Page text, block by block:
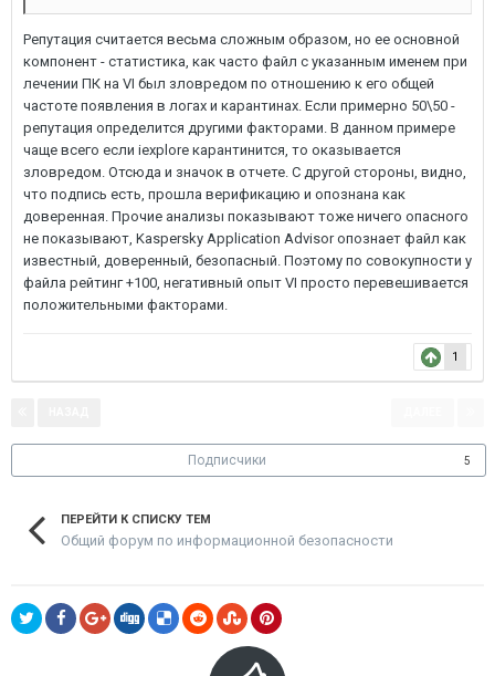
Репутация считается весьма сложным образом, но ее основной
компонент - статистика, как часто файл с указанным именем при
лечении ПК на VI был зловредом по отношению к его общей
частоте появления в логах и карантинах. Если примерно 50\50 -
репутация определится другими факторами. В данном примере
чаще всего если iexplore карантинится, то оказывается
зловредом. Отсюда и значок в отчете. С другой стороны, видно,
что подпись есть, прошла верификацию и опознана как
доверенная. Прочие анализы показывают тоже ничего опасного
не показывают, Kaspersky Application Advisor опознает файл как
известный, доверенный, безопасный. Поэтому по совокупности у
файла рейтинг +100, негативный опыт VI просто перевешивается
положительными факторами.
1
Подписчики 5
ПЕРЕЙТИ К СПИСКУ ТЕМ
Общий форум по информационной безопасности